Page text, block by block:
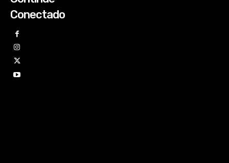
Conectado